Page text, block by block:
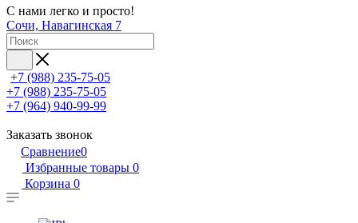
С нами легко и просто!
Сочи, Навагинская 7
+7 (988) 235-75-05
+7 (988) 235-75-05
+7 (964) 940-99-99
Заказать звонок
Сравнение0
Избранные товары 0
Корзина 0